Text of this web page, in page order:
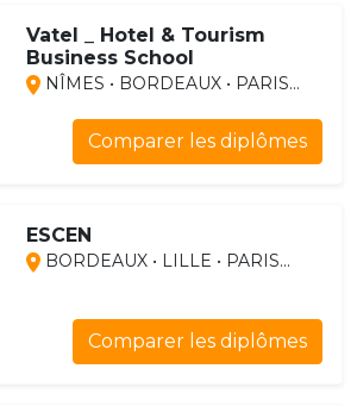
Vatel _ Hotel & Tourism
Business School
NÎMES • BORDEAUX • PARIS...
Comparer les diplômes
ESCEN
BORDEAUX • LILLE • PARIS...
Comparer les diplômes